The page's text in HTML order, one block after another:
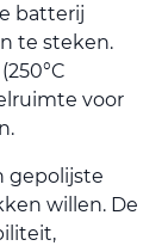
batterij
te steken.
voor
gepolijste
willen. De